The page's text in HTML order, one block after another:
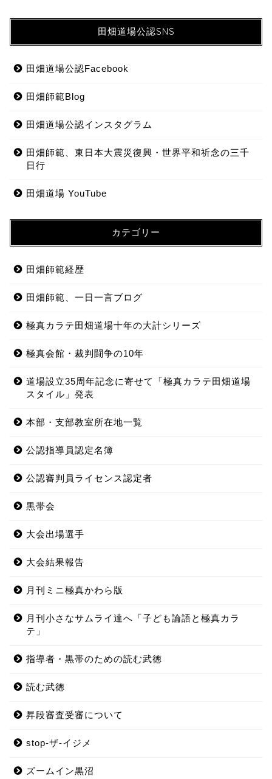
田畑道場公認SNS
田畑道場公認Facebook
田畑師範Blog
田畑道場公認インスタグラム
田畑師範、東日本大震災復興・世界平和祈念の三千
日行
田畑道場 YouTube
カテゴリー
田畑師範経歴
田畑師範、一日一言ブログ
極真カラテ田畑道場十年の大計シリーズ
極真会館・裁判闘争の10年
道場設立35周年記念に寄せて「極真カラテ田畑道場
スタイル」発表
本部・支部教室所在地一覧
公認指導員認定名簿
公認審判員ライセンス認定者
黒帯会
大会出場選手
大会結果報告
月刊ミニ極真かわら版
月刊小さなサムライ達へ「子ども論語と極真カラ
テ」
指導者・黒帯のための読む武徳
読む武徳
昇段審査受審について
stop-ザ-イジメ
ズームイン黒沼